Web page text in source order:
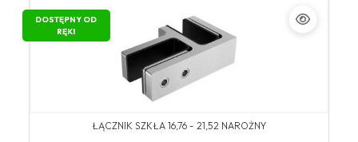
DOSTĘPNY OD
RĘKI
ŁĄCZNIK SZKŁA 16,76 - 21,52 NAROŻNY